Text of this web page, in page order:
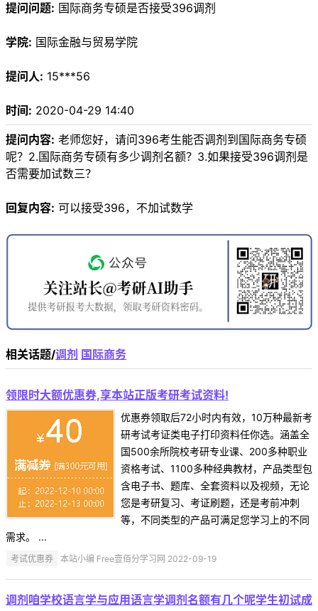
提问问题: 国际商务专硕是否接受396调剂
学院: 国际金融与贸易学院
提问人: 15***56
时间: 2020-04-29 14:40
提问内容: 老师您好，请问396考生能否调剂到国际商务专硕
呢？2.国际商务专硕有多少调剂名额？3.如果接受396调剂是
否需要加试数三？
回复内容: 可以接受396，不加试数学
相关话题/调剂 国际商务
领限时大额优惠券,享本站正版考研考试资料!
优惠券领取后72小时内有效，10万种最新考
研考试考证类电子打印资料任你选。涵盖全
国500余所院校考研专业课、200多种职业
资格考试、1100多种经典教材，产品类型包
含电子书、题库、全套资料以及视频，无论
您是考研复习、考证刷题，还是考前冲刺
等，不同类型的产品可满足您学习上的不同
需求。 ...
考试优惠券 本站小编 Free壹佰分学习网 2022-09-19
调剂咱学校语言学与应用语言学调剂名额有几个呢学生初试成